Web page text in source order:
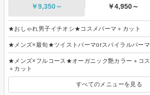
￥9,350～ ￥4,950～
★おしゃれ男子イチオシ★コスメパーマ＋カット
★メンズ×最旬★ツイストパーマorスパイラルパーマ
★メンズ×フルコース★オーガニック艶カラー＋コ
＋カット
すべてのメニューを見る